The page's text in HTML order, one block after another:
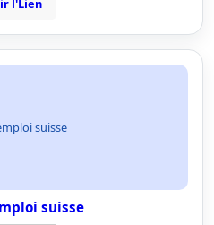
l'Lien
suisse
suisse